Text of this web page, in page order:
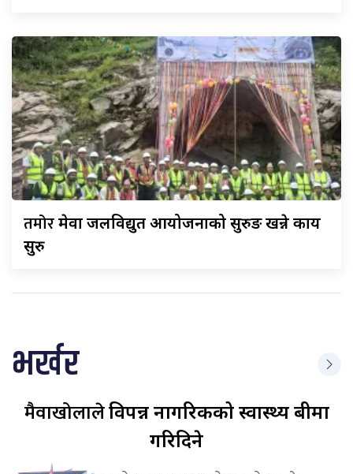
तमोरमेवा जलविद्युत आयोजनाको सुरुङ खन्ने कार्य
सुरु
भर्खर
मैवाखोलालेविपन्न नागरिकको स्वास्थ्य बीमा
गरिदिने